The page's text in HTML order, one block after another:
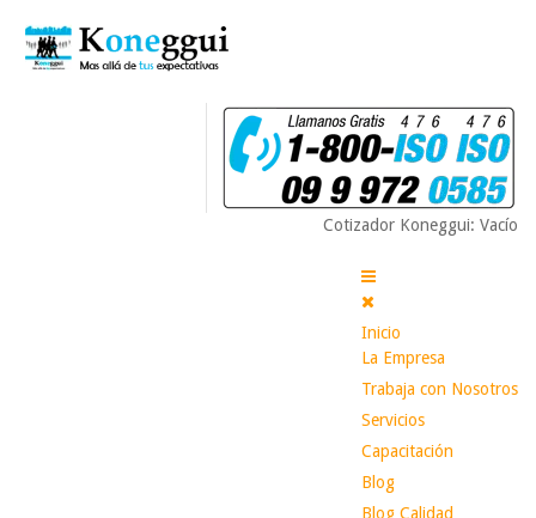
Cotizador Koneggui: Vacío
Inicio
La Empresa
Trabaja con Nosotros
Servicios
Capacitación
Blog
Blog Calidad